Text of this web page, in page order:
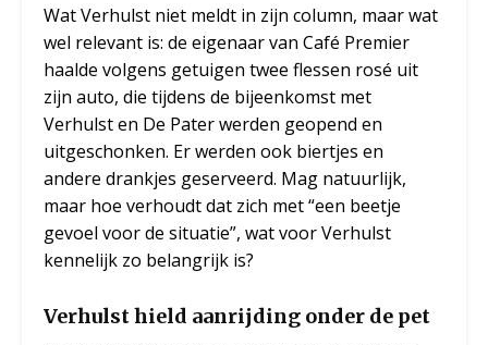
Wat Verhulst niet meldt in zijn column, maar wat
wel relevant is: de eigenaar van Café Premier
haalde volgens getuigen twee flessen rosé uit
zijn auto, die tijdens de bijeenkomst met
Verhulst en De Pater werden geopend en
uitgeschonken. Er werden ook biertjes en
andere drankjes geserveerd. Mag natuurlijk,
maar hoe verhoudt dat zich met “een beetje
gevoel voor de situatie”, wat voor Verhulst
kennelijk zo belangrijk is?
Verhulst hield aanrijding onder de pet